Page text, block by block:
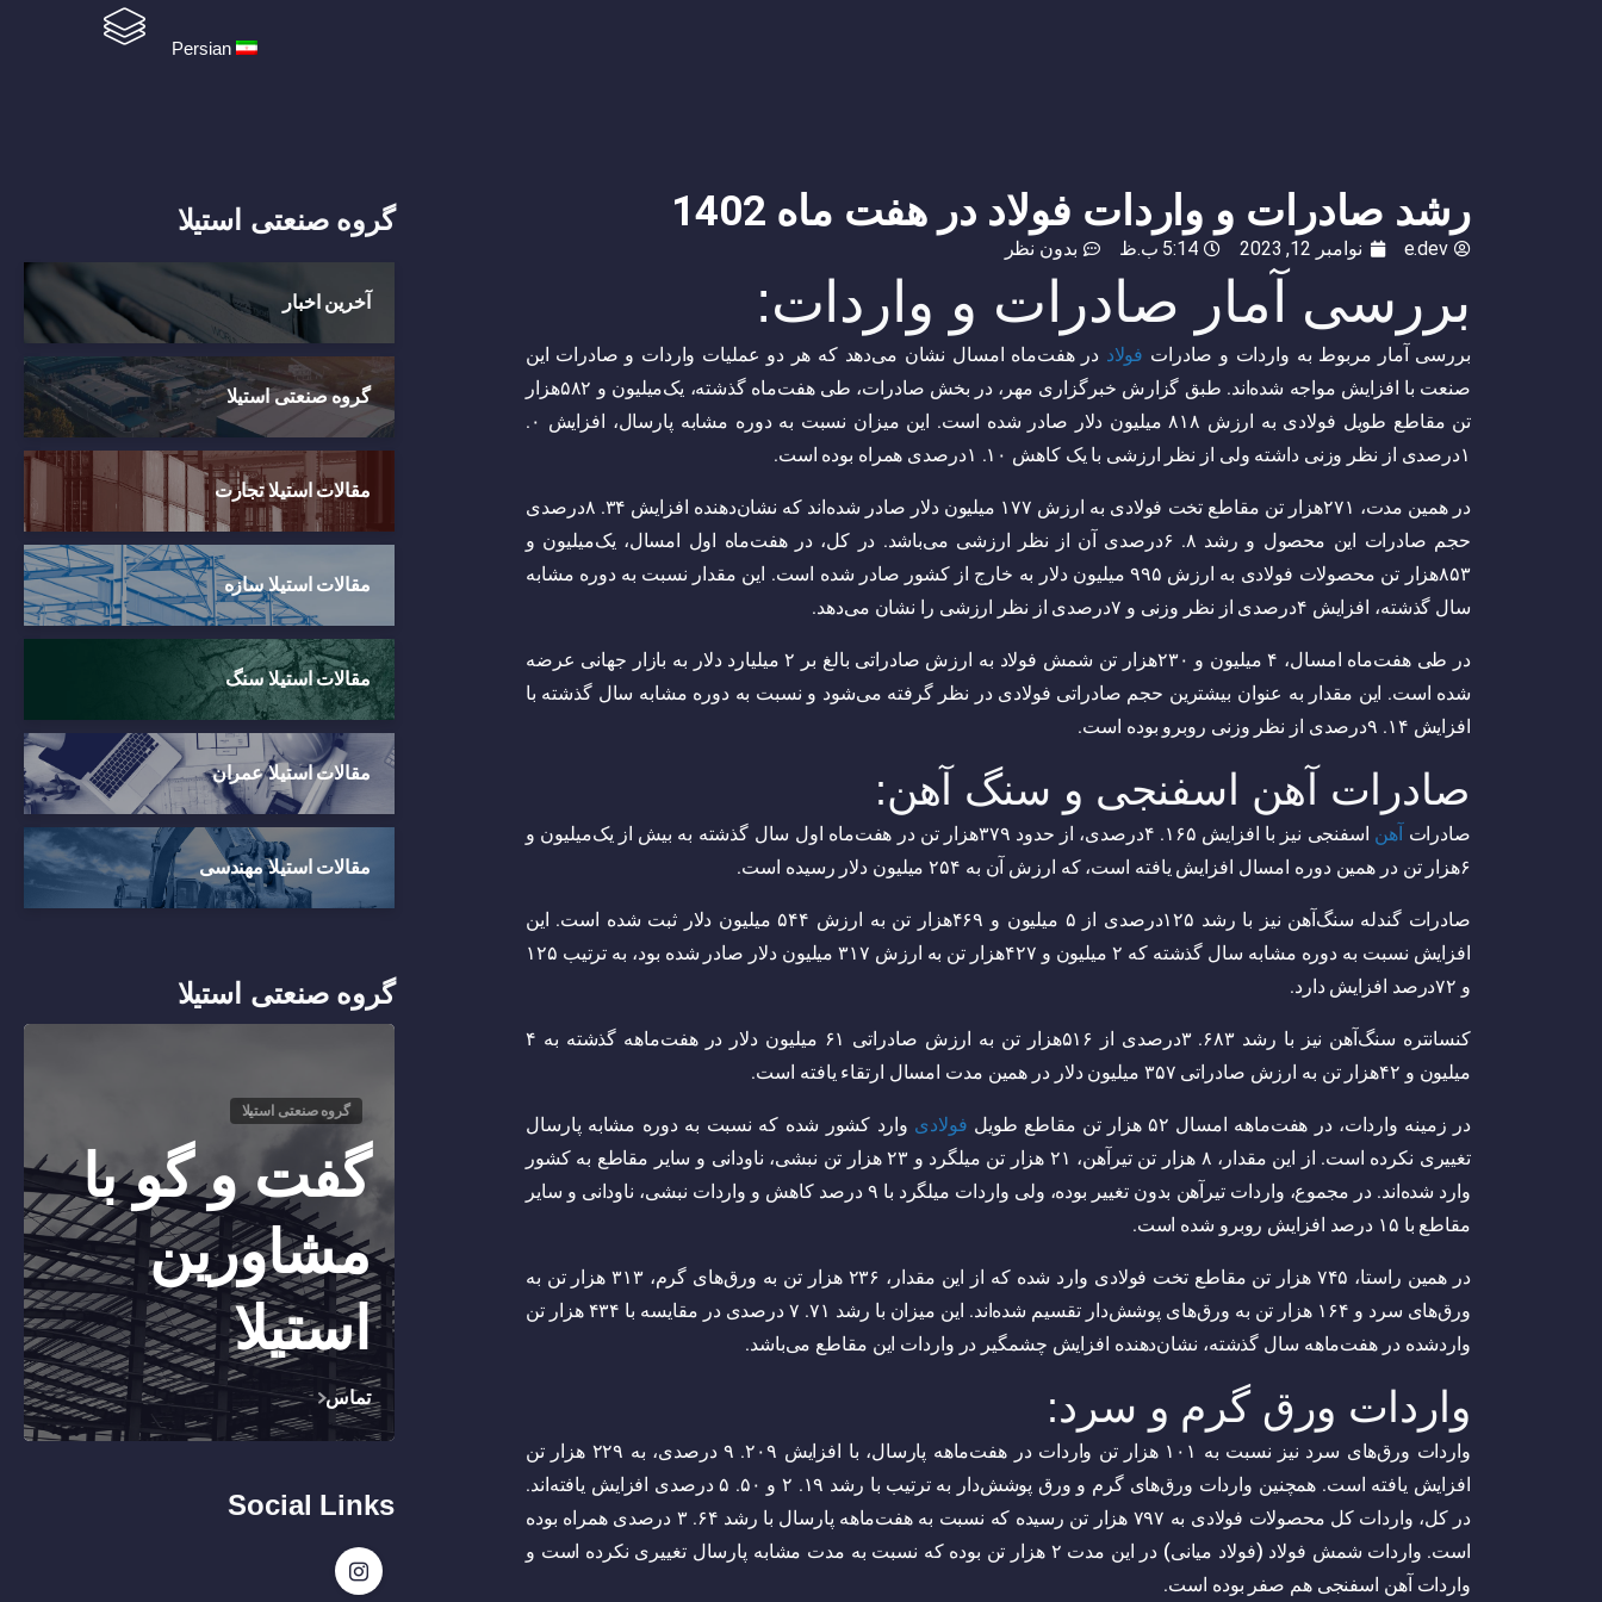
Persian
رشد صادرات و واردات فولاد در هفت ماه 1402
e.dev نوامبر 12, 2023 5:14 ب.ظ بدون نظر
بررسی آمار صادرات و واردات:
بررسی آمار مربوط به واردات و صادرات فولاد در هفت‌ماه امسال نشان می‌دهد که هر دو عملیات واردات و صادرات این
صنعت با افزایش مواجه شده‌اند. طبق گزارش خبرگزاری مهر، در بخش صادرات، طی هفت‌ماه گذشته، یک‌میلیون و ۵۸۲‌هزار
تن مقاطع طویل فولادی به ارزش ۸۱۸ میلیون دلار صادر شده است. این میزان نسبت به دوره مشابه پارسال، افزایش ۰.
۱درصدی از نظر وزنی داشته ولی از نظر ارزشی با یک کاهش ۱۰. ۱‌درصدی همراه بوده است.
در همین مدت، ۲۷۱‌هزار تن مقاطع تخت فولادی به ارزش ۱۷۷ میلیون دلار صادر شده‌اند که نشان‌دهنده افزایش ۳۴. ۸درصدی
حجم صادرات این محصول و رشد ۸. ۶درصدی آن از نظر ارزشی می‌باشد. در کل، در هفت‌ماه اول امسال، یک‌میلیون و
۸۵۳‌هزار تن محصولات فولادی به ارزش ۹۹۵ میلیون دلار به خارج از کشور صادر شده است. این مقدار نسبت به دوره مشابه
سال گذشته، افزایش ۴درصدی از نظر وزنی و ۷درصدی از نظر ارزشی را نشان می‌دهد.
در طی هفت‌ماه امسال، ۴ میلیون و ۲۳۰‌هزار تن شمش فولاد به ارزش صادراتی بالغ بر ۲ میلیارد دلار به بازار جهانی عرضه
شده است. این مقدار به عنوان بیشترین حجم صادراتی فولادی در نظر گرفته می‌شود و نسبت به دوره مشابه سال گذشته با
افزایش ۱۴. ۹‌درصدی از نظر وزنی روبرو بوده است.
صادرات آهن اسفنجی و سنگ آهن:
صادرات آهن
اسفنجی نیز با افزایش ۱۶۵. ۴درصدی، از حدود ۳۷۹‌هزار تن در هفت‌ماه اول سال گذشته به بیش از یک‌میلیون و
۶هزار تن در همین دوره امسال افزایش یافته است، که ارزش آن به ۲۵۴ میلیون دلار رسیده است.
صادرات گندله سنگ‌آهن نیز با رشد ۱۲۵‌درصدی از ۵ میلیون و ۴۶۹‌هزار تن به ارزش ۵۴۴ میلیون دلار ثبت شده است. این
افزایش نسبت به دوره مشابه سال گذشته که ۲ میلیون و ۴۲۷‌هزار تن به ارزش ۳۱۷ میلیون دلار صادر شده بود، به ترتیب ۱۲۵
و ۷۲‌درصد افزایش دارد.
کنسانتره سنگ‌آهن نیز با رشد ۶۸۳. ۳درصدی از ۵۱۶‌هزار تن به ارزش صادراتی ۶۱ میلیون دلار در هفت‌ماهه گذشته به ۴
میلیون و ۴۲‌هزار تن به ارزش صادراتی ۳۵۷ میلیون دلار در همین مدت امسال ارتقاء یافته است.
در زمینه واردات، در هفت‌ماهه امسال ۵۲ هزار تن مقاطع طویل فولادی وارد کشور شده که نسبت به دوره مشابه پارسال
تغییری نکرده است. از این مقدار، ۸ هزار تن تیرآهن، ۲۱ هزار تن میلگرد و ۲۳ هزار تن نبشی، ناودانی و سایر مقاطع به کشور
وارد شده‌اند. در مجموع، واردات تیرآهن بدون تغییر بوده، ولی واردات میلگرد با ۹ درصد کاهش و واردات نبشی، ناودانی و سایر
مقاطع با ۱۵ درصد افزایش روبرو شده است.
در همین راستا، ۷۴۵ هزار تن مقاطع تخت فولادی وارد شده که از این مقدار، ۲۳۶ هزار تن به ورق‌های گرم، ۳۱۳ هزار تن به
ورق‌های سرد و ۱۶۴ هزار تن به ورق‌های پوشش‌دار تقسیم شده‌اند. این میزان با رشد ۷۱. ۷ درصدی در مقایسه با ۴۳۴ هزار تن
واردشده در هفت‌ماهه سال گذشته، نشان‌دهنده افزایش چشمگیر در واردات این مقاطع می‌باشد.
واردات ورق گرم و سرد:
واردات ورق‌های سرد نیز نسبت به ۱۰۱ هزار تن واردات در هفت‌ماهه پارسال، با افزایش ۲۰۹. ۹ درصدی، به ۲۲۹ هزار تن
افزایش یافته است. همچنین واردات ورق‌های گرم و ورق پوشش‌دار به ترتیب با رشد ۱۹. ۲ و ۵۰. ۵ درصدی افزایش یافته‌اند.
در کل، واردات کل محصولات فولادی به ۷۹۷ هزار تن رسیده که نسبت به هفت‌ماهه پارسال با رشد ۶۴. ۳ درصدی همراه بوده
است. واردات شمش فولاد (فولاد میانی) در این مدت ۲ هزار تن بوده که نسبت به مدت مشابه پارسال تغییری نکرده است و
واردات آهن اسفنجی هم صفر بوده است.
گروه صنعتی استیلا
آخرین اخبار
گروه صنعتی استیلا
مقالات استیلا تجارت
مقالات استیلا سازه
مقالات استیلا سنگ
مقالات استیلا عمران
مقالات استیلا مهندسی
گروه صنعتی استیلا
گروه صنعتی استیلا
گفت و گو با
مشاورین
استیلا
تماس
Social Links